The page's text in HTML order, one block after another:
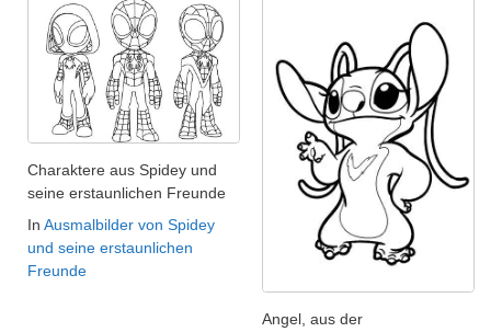
Charaktere aus Spidey und
seine erstaunlichen Freunde
In Ausmalbilder von Spidey
und seine erstaunlichen
Freunde
Angel, aus der